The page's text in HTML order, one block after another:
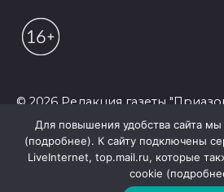
© 2026 Редакция газеты
Для повышения удобства сайта
(подробнее). К сайту подключены
LiveInternet, top.mail.ru, которые
cookie